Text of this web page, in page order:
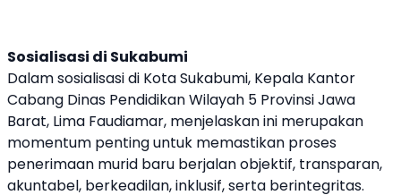
Sosialisasi di Sukabumi
Dalam sosialisasi di Kota Sukabumi, Kepala Kantor
Cabang Dinas Pendidikan Wilayah 5 Provinsi Jawa
Barat, Lima Faudiamar, menjelaskan ini merupakan
momentum penting untuk memastikan proses
penerimaan murid baru berjalan objektif, transparan,
akuntabel, berkeadilan, inklusif, serta berintegritas.